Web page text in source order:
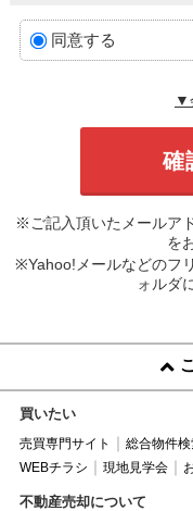
同意する
▼
※ご記入頂いたメールア
を
※Yahoo!メールなどのフ
ォルダ
買いたい
売買専門サイト 総合物件
WEBチラシ
現地見学会
不動産売却について